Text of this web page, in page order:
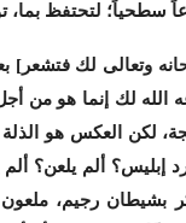
سطحياً؛ لتحتفظ بما،
وتعالى لك فتشعر]
لك إنما هو من
لكن العكس هو
ألم يلعن؟ ألم
بشيطان رجيم،